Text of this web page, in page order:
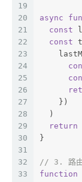
19
20
21
22
23
24
25
26
27
28
29
30
31
32
33
async
const
const
    })
  )
return
}
// 3. 路由
function